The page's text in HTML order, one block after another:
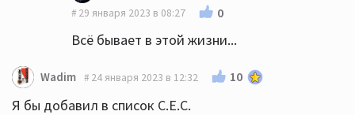
29 января 2023 в 08:27
0
Всё бывает в этой жизни...
Wadim 24 января 2023 в 12:32 10
Я бы добавил в список C.E.C.